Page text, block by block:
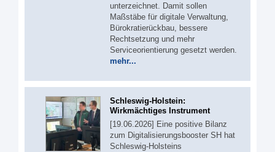
unterzeichnet. Damit sollen
Maßstäbe für digitale Verwaltung,
Bürokratierückbau, bessere
Rechtsetzung und mehr
Serviceorientierung gesetzt werden.
mehr...
Schleswig-Holstein:
Wirkmächtiges Instrument
[19.06.2026] Eine positive Bilanz
zum Digitalisierungsbooster SH hat
Schleswig-Holsteins